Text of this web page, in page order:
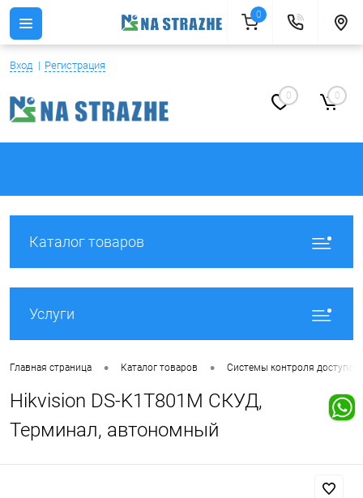
Вход Регистрация
0 0
Каталог товаров
Услуги
Главная страница • Каталог товаров • Системы контроля доступа
Hikvision DS-K1T801M СКУД,
Терминал, автономный
0